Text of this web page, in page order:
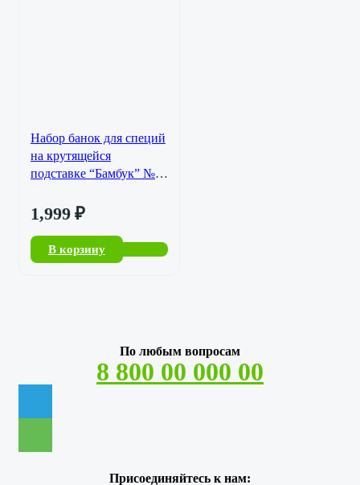
Набор банок для специй
на крутящейся
подставке “Бамбук” №1
1,999 ₽
В корзину
По любым вопросам
8 800 00 000 00
Присоединяйтесь к нам: